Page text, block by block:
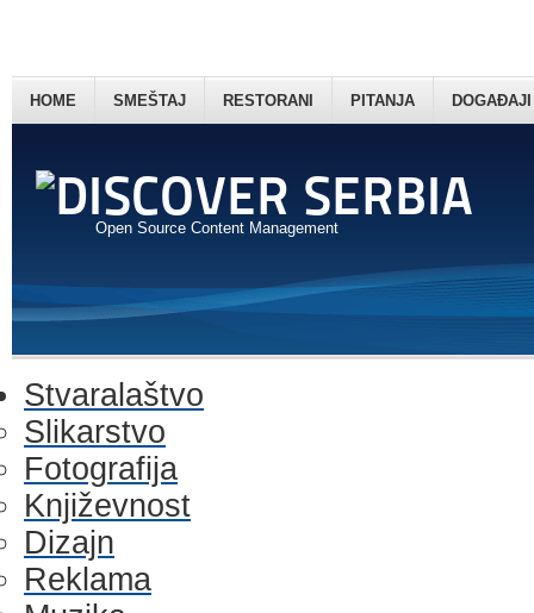
Open Source Content Management
HOME SMEŠTAJ RESTORANI PITANJA DOGAĐAJI
Stvaralaštvo
Slikarstvo
Fotografija
Književnost
Dizajn
Reklama